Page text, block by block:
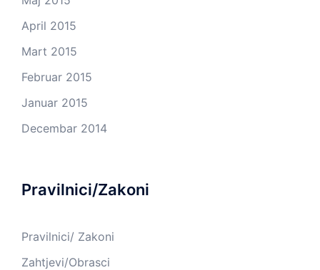
April 2015
Mart 2015
Februar 2015
Januar 2015
Decembar 2014
Pravilnici/Zakoni
Pravilnici/ Zakoni
Zahtjevi/Obrasci